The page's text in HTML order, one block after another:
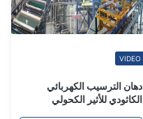
VIDEO
دهان الترسيب الكهربائي
الكاثودي للأثير الكحولي